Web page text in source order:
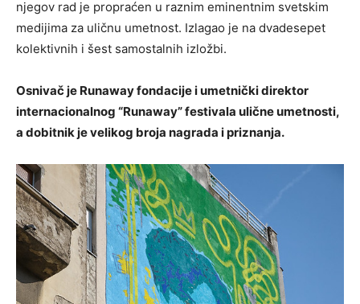
njegov rad je propraćen u raznim eminentnim svetskim
medijima za uličnu umetnost. Izlagao je na dvadesepet
kolektivnih i šest samostalnih izložbi.
Osnivač je Runaway fondacije i umetnički direktor
internacionalnog “Runaway” festivala ulične umetnosti,
a dobitnik je velikog broja nagrada i priznanja.